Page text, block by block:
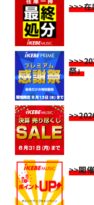
>>>在
祭」
>>開